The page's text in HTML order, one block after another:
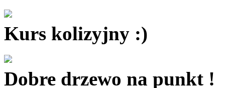
Kurs kolizyjny :)
Dobre drzewo na punkt !